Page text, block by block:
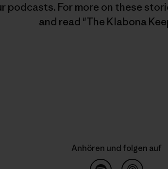
podcasts. For more on these
and read "The Klabona
Anhören und folgen auf